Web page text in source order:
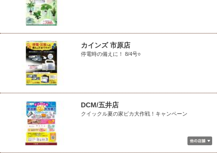
カインズ 市原店
停電時の備えに！ 8/4号○
DCM/五井店
クイックル夏の家ピカ大作戦！キャンペーン